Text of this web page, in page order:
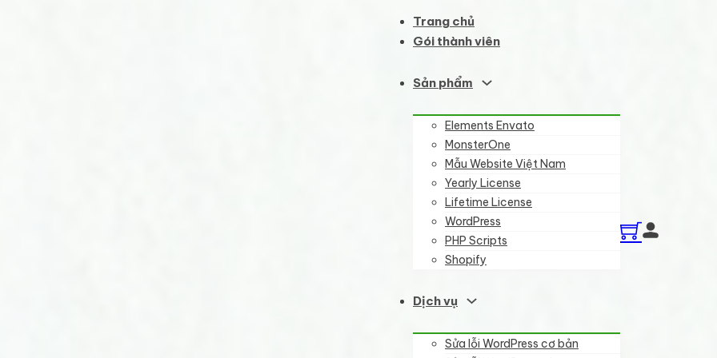
Trang chủ
Gói thành viên
Sản phẩm
Elements Envato
MonsterOne
Mẫu Website Việt Nam
Yearly License
Lifetime License
WordPress
PHP Scripts
Shopify
Dịch vụ
Sửa lỗi WordPress cơ bản